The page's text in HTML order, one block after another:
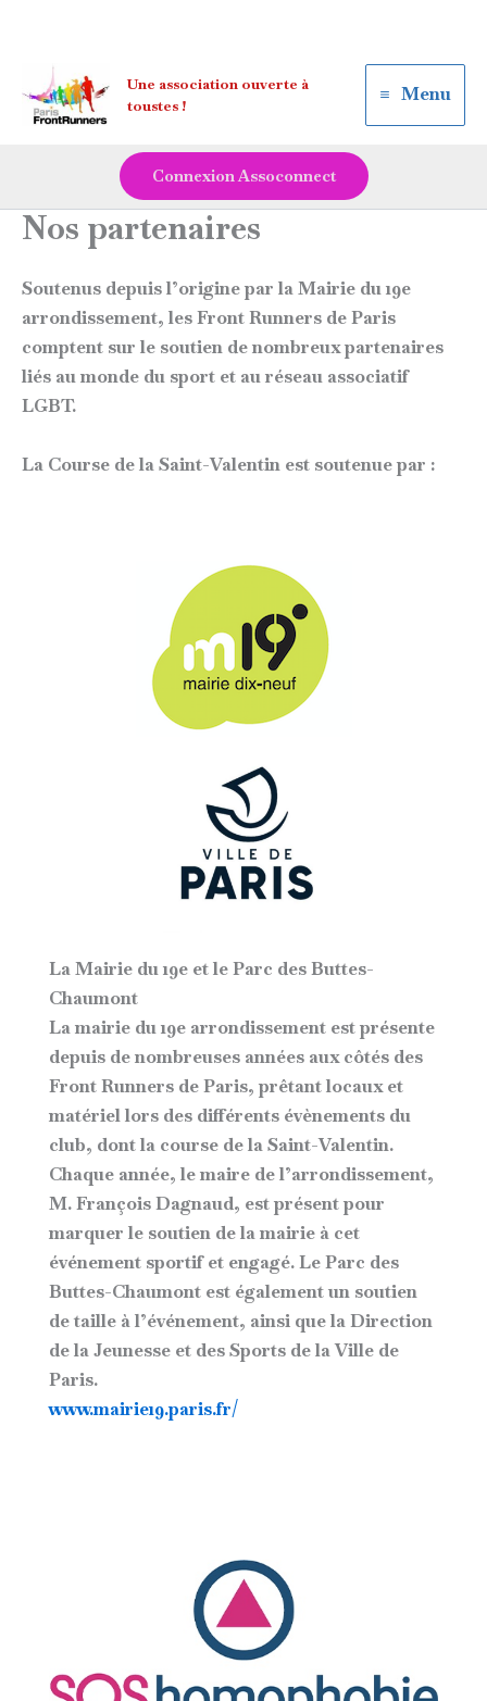
contenu
Une association ouverte à
toustes !
Menu
Connexion Assoconnect
Nos partenaires
Soutenus depuis l’origine par la Mairie du 19e
arrondissement, les Front Runners de Paris
comptent sur le soutien de nombreux partenaires
liés au monde du sport et au réseau associatif
LGBT.
La Course de la Saint-Valentin est soutenue par :
La Mairie du 19e et le Parc des Buttes-
Chaumont
La mairie du 19e arrondissement est présente
depuis de nombreuses années aux côtés des
Front Runners de Paris, prêtant locaux et
matériel lors des différents évènements du
club, dont la course de la Saint-Valentin.
Chaque année, le maire de l’arrondissement,
M. François Dagnaud, est présent pour
marquer le soutien de la mairie à cet
événement sportif et engagé. Le Parc des
Buttes-Chaumont est également un soutien
de taille à l’événement, ainsi que la Direction
de la Jeunesse et des Sports de la Ville de
Paris.
www.mairie19.paris.fr/